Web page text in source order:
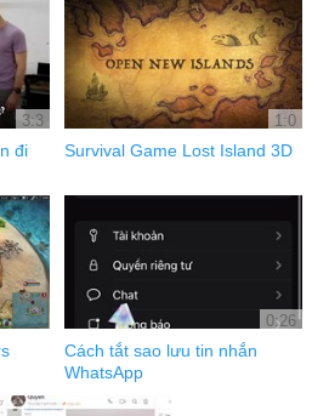
3:3
đi
1:0
Survival Game Lost Island 3D
0:26
Cách tắt sao lưu tin nhắn
WhatsApp